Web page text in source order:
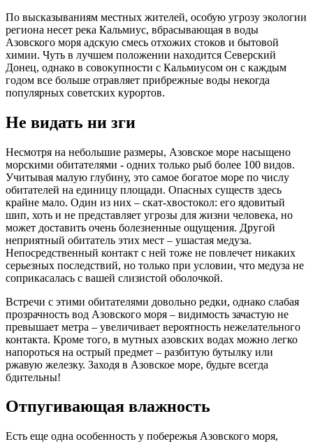
По высказываниям местных жителей, особую угрозу экологии
региона несет река Кальмиус, вбрасывающая в воды
Азовского моря адскую смесь отхожих стоков и бытовой
химии. Чуть в лучшем положении находится Северский
Донец, однако в совокупности с Кальмиусом он с каждым
годом все больше отравляет прибрежные воды некогда
популярных советских курортов.
Не видать ни зги
Несмотря на небольшие размеры, Азовское море насыщено
морскими обитателями - одних только рыб более 100 видов.
Учитывая малую глубину, это самое богатое море по числу
обитателей на единицу площади. Опасных существ здесь
крайне мало. Один из них – скат-хвостокол: его ядовитый
шип, хоть и не представляет угрозы для жизни человека, но
может доставить очень болезненные ощущения. Другой
неприятный обитатель этих мест – ушастая медуза.
Непосредственный контакт с ней тоже не повлечет никаких
серьезных последствий, но только при условии, что медуза не
соприкасалась с вашей слизистой оболочкой.
Встречи с этими обитателями довольно редки, однако слабая
прозрачность вод Азовского моря – видимость зачастую не
превышает метра – увеличивает вероятность нежелательного
контакта. Кроме того, в мутных азовских водах можно легко
напороться на острый предмет – разбитую бутылку или
ржавую железку. Заходя в Азовское море, будьте всегда
бдительны!
Отпугивающая влажность
Есть еще одна особенность у побережья Азовского моря,